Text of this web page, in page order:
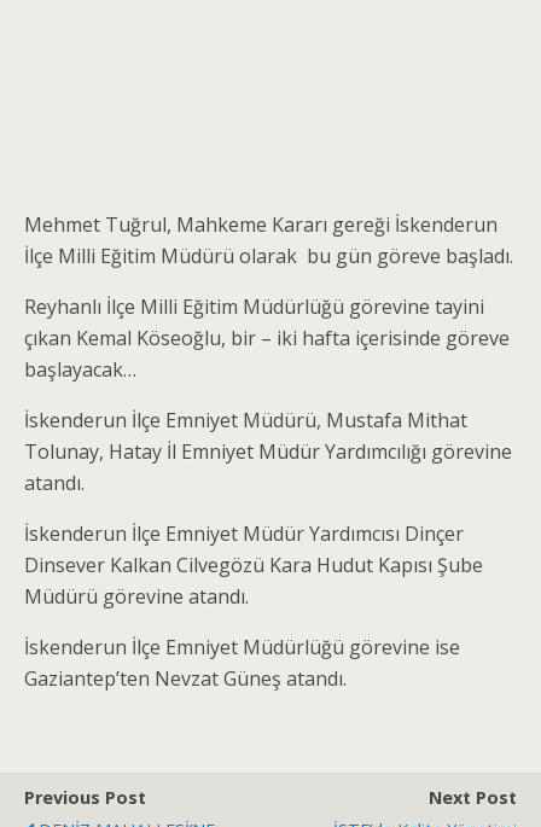
Mehmet Tuğrul, Mahkeme Kararı gereği İskenderun
İlçe Milli Eğitim Müdürü olarak bu gün göreve başladı.
Reyhanlı İlçe Milli Eğitim Müdürlüğü görevine tayini
çıkan Kemal Köseoğlu, bir – iki hafta içerisinde göreve
başlayacak…
İskenderun İlçe Emniyet Müdürü, Mustafa Mithat
Tolunay, Hatay İl Emniyet Müdür Yardımcılığı görevine
atandı.
İskenderun İlçe Emniyet Müdür Yardımcısı Dinçer
Dinsever Kalkan Cilvegözü Kara Hudut Kapısı Şube
Müdürü görevine atandı.
İskenderun İlçe Emniyet Müdürlüğü görevine ise
Gaziantep’ten Nevzat Güneş atandı.
Previous Post
Next Post